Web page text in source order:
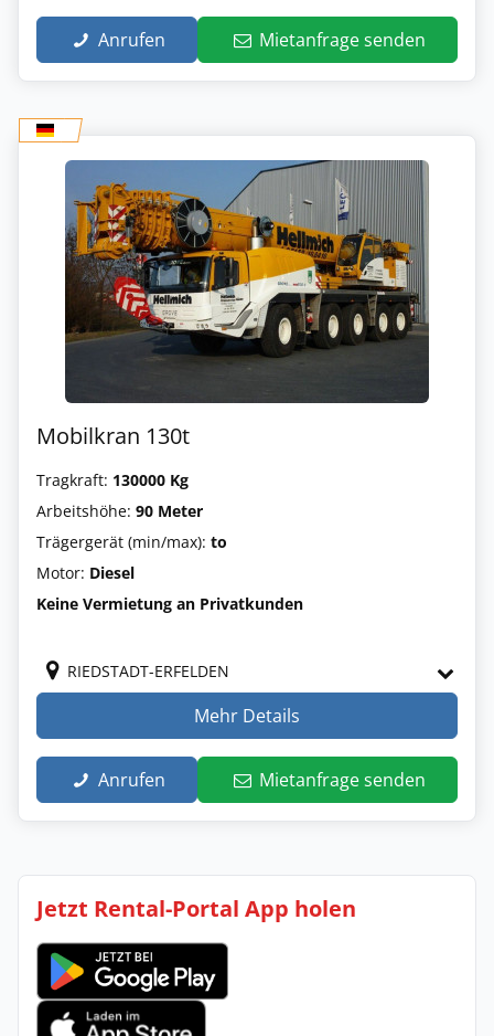
Anrufen Mietanfrage senden
Mobilkran 130t
Tragkraft: 130000 Kg
Arbeitshöhe: 90 Meter
Trägergerät (min/max): to
Motor: Diesel
Keine Vermietung an Privatkunden
RIEDSTADT-ERFELDEN
Mehr Details
Anrufen Mietanfrage senden
Jetzt Rental-Portal App holen